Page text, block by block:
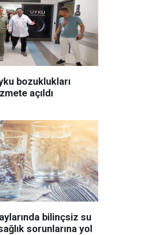
bozuklukları
açıldı
bilinçsiz su
sorunlarına yol